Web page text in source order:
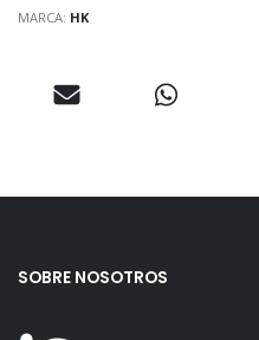
MARCA: HK
SOBRE NOSOTROS